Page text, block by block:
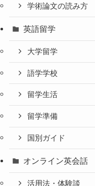
学術論文の読み方
英語留学
大学留学
語学学校
留学生活
留学準備
国別ガイド
オンライン英会話
活用法・体験談